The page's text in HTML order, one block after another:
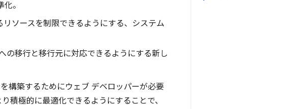
。
ソースを制限できるようにする、システム
の移行と移行元に対応できるようにする新し
構築するためにウェブ デベロッパーが必要
積極的に最適化できるようにすることで、